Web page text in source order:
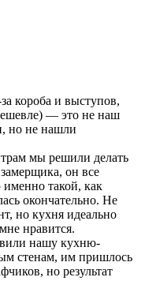
короба и выступов,
— это не наш
но не нашли
мы решили делать
он все
такой, как
окончательно. Не
но кухня идеально
нравится.
нашу кухню-
стенам, им пришлось
но результат